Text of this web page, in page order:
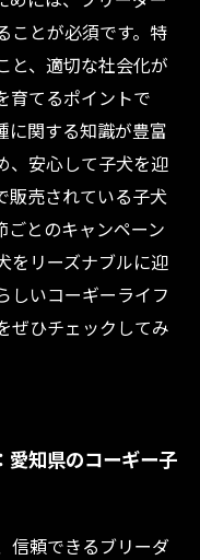
ことが必須です。特
と、適切な社会化が
育てるポイントで
に関する知識が豊富
、安心して子犬を迎
販売されている子犬
ごとのキャンペーン
をリーズナブルに迎
しいコーギーライフ
ぜひチェックしてみ
愛知県のコーギー子
信頼できるブリーダ